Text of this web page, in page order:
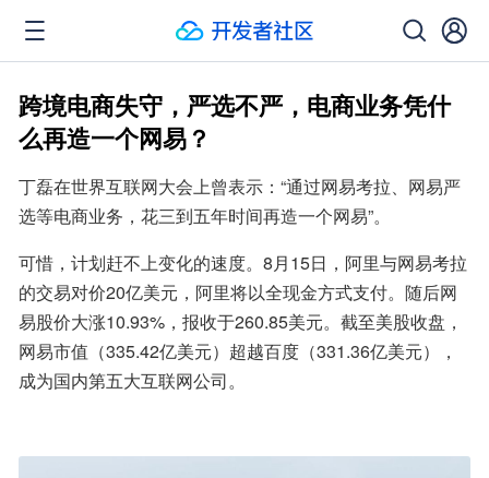
跨境电商失守，严选不严，电商业务凭什
么再造一个网易？
丁磊在世界互联网大会上曾表示：“通过网易考拉、网易严
选等电商业务，花三到五年时间再造一个网易”。
可惜，计划赶不上变化的速度。8月15日，阿里与网易考拉
的交易对价20亿美元，阿里将以全现金方式支付。随后网
易股价大涨10.93%，报收于260.85美元。截至美股收盘，
网易市值（335.42亿美元）超越百度（331.36亿美元），
成为国内第五大互联网公司。